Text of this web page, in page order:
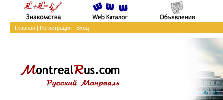
Главная| Регистрация| Вход